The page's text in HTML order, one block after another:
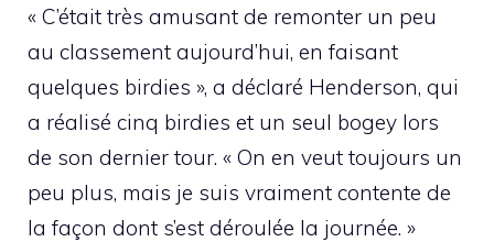
« C’était très amusant de remonter un peu
au classement aujourd’hui, en faisant
quelques birdies », a déclaré Henderson, qui
a réalisé cinq birdies et un seul bogey lors
de son dernier tour. « On en veut toujours un
peu plus, mais je suis vraiment contente de
la façon dont s’est déroulée la journée. »